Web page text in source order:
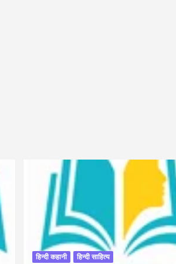
हिन्दी कहानी हिन्दी साहित्य